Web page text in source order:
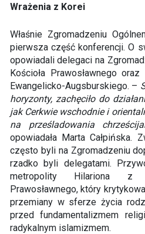
Wrażenia z Korei
Właśnie Zgromadzeniu
pierwsza część konferencji. O
opowiadali delegaci na
Kościoła Prawosławnego
Ewangelicko-Augsburskiego. –
horyzonty, zachęciło do
jak Cerkwie wschodnie i
na prześladowania
opowiadała Marta Całpińska.
często byli na Zgromadzeniu
rzadko byli delegatami.
metropolity Hilariona z
Prawosławnego, który
przemiany w sferze życia
przed fundamentalizmem
radykalnym islamizmem.